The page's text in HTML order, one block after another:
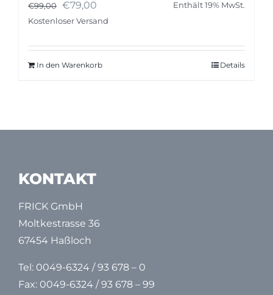
€99,00 Ursprünglicher
Preis
€79,00
Preis
Enthält 19% MwSt.
Kostenloser Versand
In den Warenkorb Details
KONTAKT
FRICK GmbH
Moltkestrasse 36
67454 Haßloch
Tel: 0049-6324 / 93 678 – 0
Fax: 0049-6324 / 93 678 – 99